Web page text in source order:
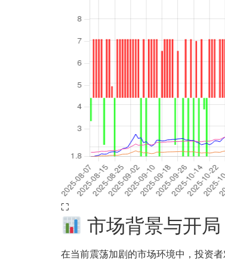
⛶
市场背景与开局
在当前震荡加剧的市场环境中，投资